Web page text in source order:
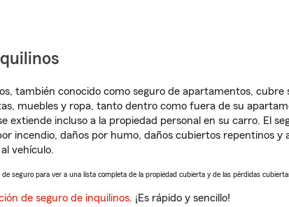
también conocido como seguro de apartamentos,
muebles y ropa, tanto dentro como fuera de su
extiende incluso a la propiedad personal en su carro. El
incendio, daños por humo, daños cubiertos repentinos
vehículo.
seguro para ver a una lista completa de la propiedad cubierta y de las pérdidas
de seguro de inquilinos. ¡Es rápido y sencillo!